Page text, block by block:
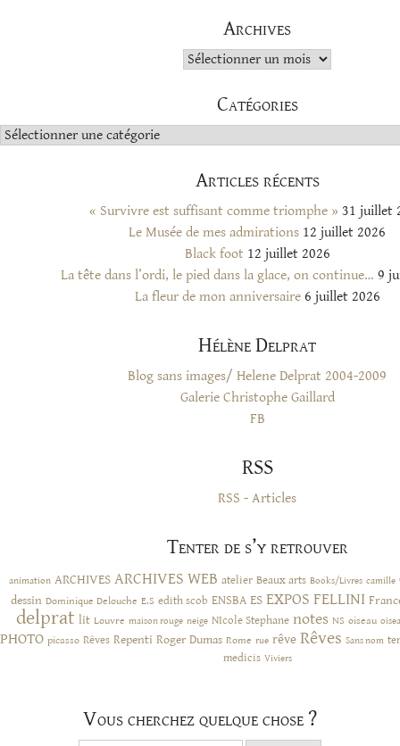
Archives
Archives
Catégories
Catégories
Articles récents
« Survivre est suffisant comme triomphe » 31 juillet
Le Musée de mes admirations 12 juillet 2026
Black foot 12 juillet 2026
La tête dans l’ordi, le pied dans la glace, on continue… 9
La fleur de mon anniversaire 6 juillet 2026
Hélène Delprat
Blog sans images/ Helene Delprat 2004-2009
Galerie Christophe Gaillard
FB
RSS
RSS - Articles
Tenter de s’y retrouver
animation ARCHIVES ARCHIVES WEB atelier Beaux arts Books/Livres camille
dessin Dominique Delouche E.S edith scob ENSBA ES EXPOS FELLINI
delprat lit Louvre maison rouge neige NIcole Stephane notes NS oiseau
PHOTO picasso Rêves Repenti Roger Dumas Rome rue rêve Rêves Sans nom
medicis Viviers
Vous cherchez quelque chose ?